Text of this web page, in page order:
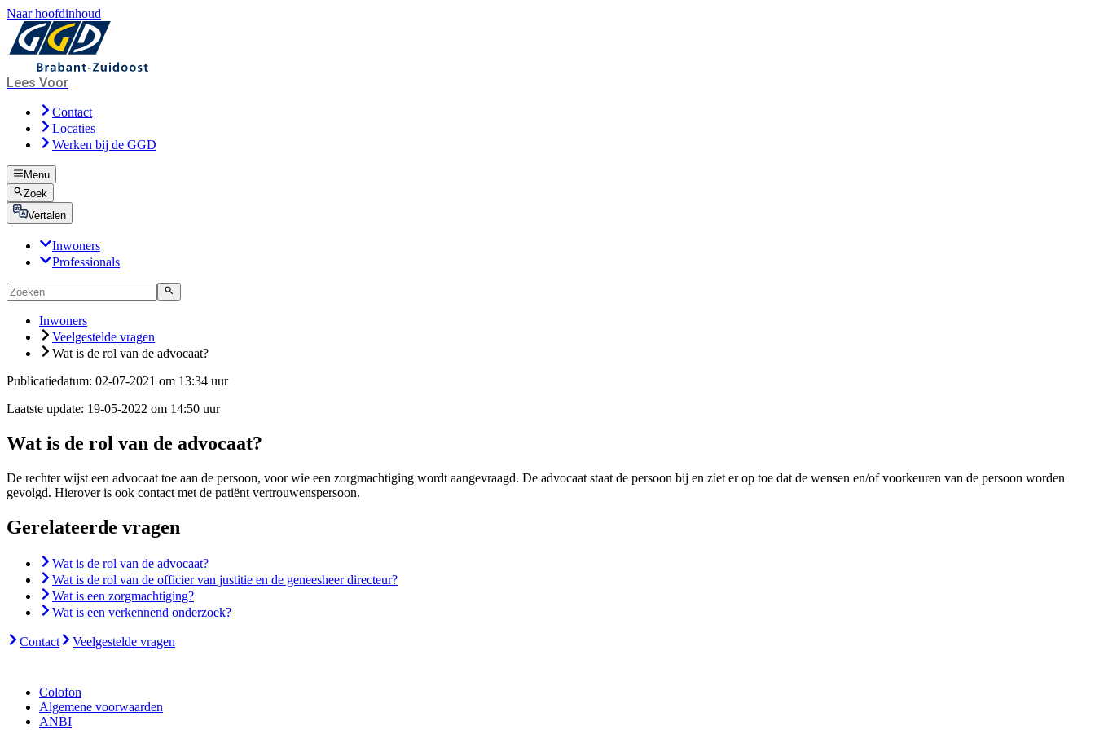
Naar hoofdinhoud
Lees Voor
Contact
Locaties
Werken bij de GGD
Menu
Zoek
Vertalen
Inwoners
Professionals
Inwoners
Veelgestelde vragen
Wat is de rol van de advocaat?
Publicatiedatum: 02-07-2021 om 13:34 uur
Laatste update: 19-05-2022 om 14:50 uur
Wat is de rol van de advocaat?
De rechter wijst een advocaat toe aan de persoon, voor wie een zorgmachtiging wordt aangevraagd. De advocaat staat de persoon bij en ziet er op toe dat de wensen en/of voorkeuren van de persoon worden
gevolgd. Hierover is ook contact met de patiënt vertrouwenspersoon.
Gerelateerde vragen
Wat is de rol van de advocaat?
Wat is de rol van de officier van justitie en de geneesheer directeur?
Wat is een zorgmachtiging?
Wat is een verkennend onderzoek?
Contact Veelgestelde vragen
Colofon
Algemene voorwaarden
ANBI